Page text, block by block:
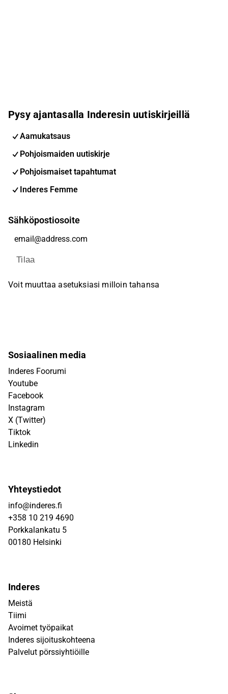
Pysy ajantasalla Inderesin uutiskirjeillä
Aamukatsaus
Pohjoismaiden uutiskirje
Pohjoismaiset tapahtumat
Inderes Femme
Sähköpostiosoite
Tilaa
Voit muuttaa asetuksiasi milloin tahansa
Sosiaalinen media
Inderes Foorumi
Youtube
Facebook
Instagram
X (Twitter)
Tiktok
Linkedin
Yhteystiedot
info@inderes.fi
+358 10 219 4690
Porkkalankatu 5
00180 Helsinki
Inderes
Meistä
Tiimi
Avoimet työpaikat
Inderes sijoituskohteena
Palvelut pörssiyhtiöille